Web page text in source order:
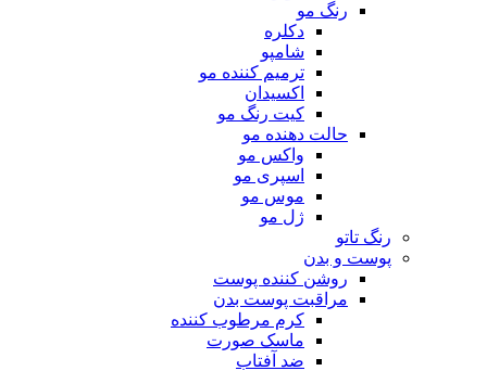
رنگ مو
دکلره
شامپو
ترمیم کننده مو
اکسیدان
کیت رنگ مو
حالت دهنده مو
واکس مو
اسپری مو
موس مو
ژل مو
رنگ تاتو
پوست و بدن
روشن کننده پوست
مراقبت پوست بدن
کرم مرطوب کننده
ماسک صورت
ضد آفتاب